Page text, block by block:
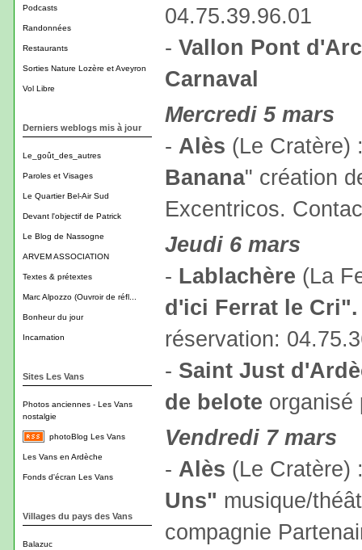
Podcasts
Randonnées
Restaurants
Sorties Nature Lozère et Aveyron
Vol Libre
Derniers weblogs mis à jour
Le_goût_des_autres
Paroles et Visages
Le Quartier Bel-Air Sud
Devant l'objectif de Patrick
Le Blog de Nassogne
ARVEM ASSOCIATION
Textes & prétextes
Marc Alpozzo (Ouvroir de réfl...
Bonheur du jour
Incarnation
Sites Les Vans
Photos anciennes - Les Vans
nostalgie
photoBlog Les Vans
Les Vans en Ardèche
Fonds d'écran Les Vans
Villages du pays des Vans
Balazuc
04.75.39.96.01
- Vallon Pont d'Arc
Carnaval
Mercredi 5 mars
- Alès (Le Cratère)
Banana" création
Excentricos.
Jeudi 6 mars
- Lablachère (La
d'ici Ferrat le Cri".
réservation:
- Saint Just
de belote organisé
Vendredi 7 mars
- Alès (Le Cratère)
Uns" musique/
compagnie